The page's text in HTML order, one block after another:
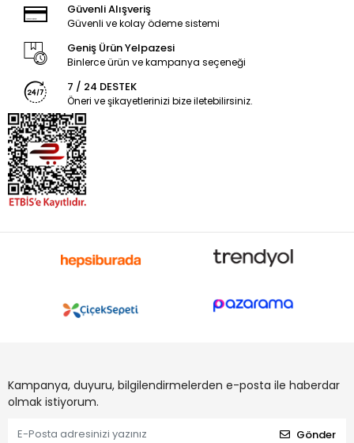
Güvenli Alışveriş
Güvenli ve kolay ödeme sistemi
Geniş Ürün Yelpazesi
Binlerce ürün ve kampanya seçeneği
7 / 24 DESTEK
Öneri ve şikayetlerinizi bize iletebilirsiniz.
Kampanya, duyuru, bilgilendirmelerden e-posta ile haberdar
olmak istiyorum.
Gönder